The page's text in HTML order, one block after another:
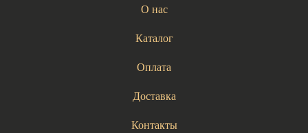
О нас
Каталог
Оплата
Доставка
Контакты